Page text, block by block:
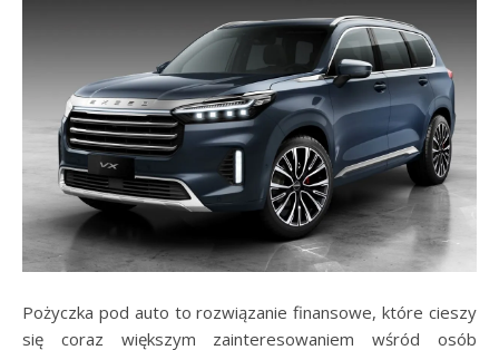
Pożyczka pod auto to rozwiązanie finansowe, które cieszy
się coraz większym zainteresowaniem wśród osób